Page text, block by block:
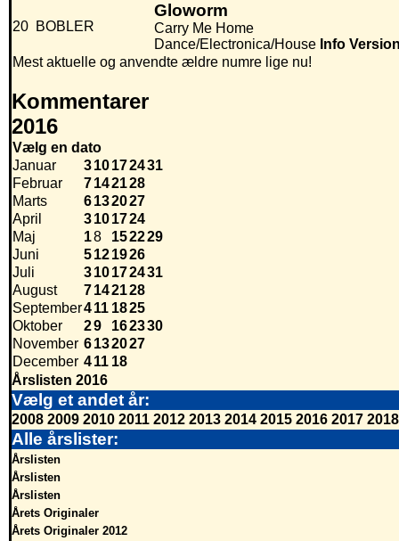
20 BOBLER
Gloworm
Carry Me Home
Dance/Electronica/House Info
Mest aktuelle og anvendte ældre numre lige nu!
Kommentarer
2016
Vælg en dato
Januar
310172431
Februar
7142128
Marts
6132027
April
3101724
Maj
18 152229
Juni
5121926
Juli
310172431
August
7142128
September411 1825
Oktober
29 162330
November 6132027
December 411 18
Årslisten 2016
Vælg et andet år:
2008 2009 2010 2011 2012 2013 2014 2015 2016 2017 2018
Alle årslister:
Årslisten
Årslisten
Årslisten
Årets Originaler
Årets Originaler 2012